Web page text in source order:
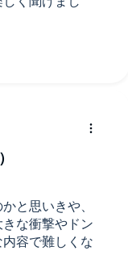
と思いきや、
な衝撃やドン
容で難しくな